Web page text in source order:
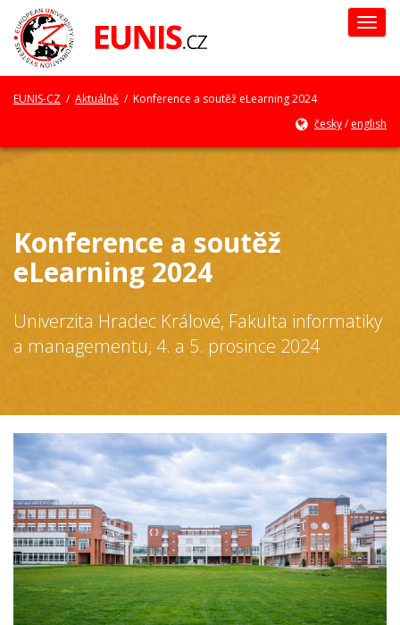
EUNIS-CZ / Aktuálně / Konference a soutěž eLearning 2024
česky/english
Konference a soutěž
eLearning 2024
Univerzita Hradec Králové, Fakulta informatiky
a managementu, 4. a 5. prosince 2024